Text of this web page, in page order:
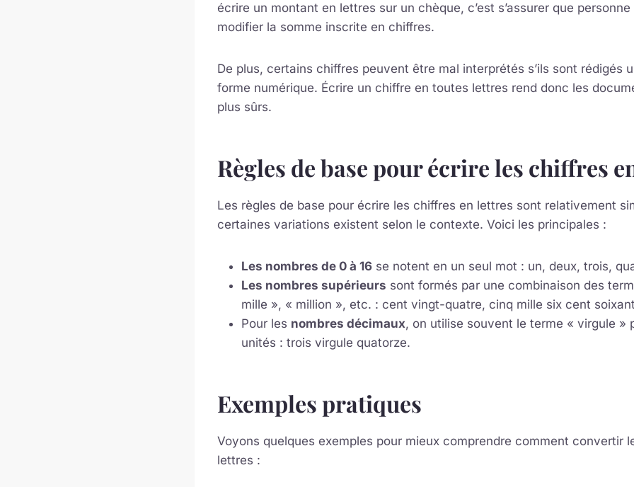
écrire un montant en lettres sur un chèque, c’est s’assurer que
modifier la somme inscrite en chiffres.
De plus, certains chiffres peuvent être mal interprétés s’ils sont rédigés
forme numérique. Écrire un chiffre en toutes lettres rend donc les
plus sûrs.
Règles de base pour écrire les chiffres
Les règles de base pour écrire les chiffres en lettres sont relativement
certaines variations existent selon le contexte. Voici les principales :
Les nombres de 0 à 16 se notent en un seul mot : un, deux, trois,
Les nombres supérieurs sont formés par une combinaison des
mille », « million », etc. : cent vingt-quatre, cinq mille six cent
Pour les nombres décimaux, on utilise souvent le terme « virgule »
unités : trois virgule quatorze.
Exemples pratiques
Voyons quelques exemples pour mieux comprendre comment convertir
lettres :